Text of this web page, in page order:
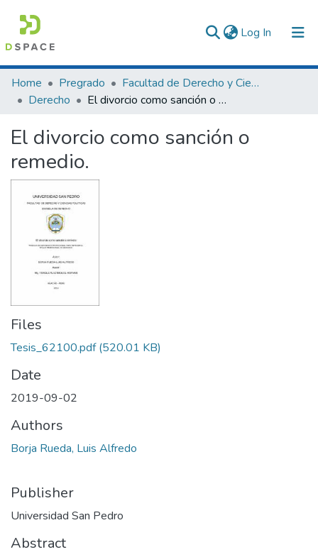
Log In (current)
Communities & Collections
All of DSpace
Statistics
Home Pregrado
Facultad de Derecho y Ciencias Políticas
Derecho
El divorcio como sanción o remedio.
El divorcio como sanción o
remedio.
Files
Tesis_62100.pdf(520.01 KB)
Date
2019-09-02
Authors
Borja Rueda, Luis Alfredo
Publisher
Universidad San Pedro
Abstract